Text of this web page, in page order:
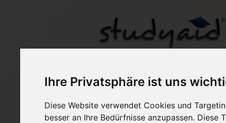
Ihre Privatsphäre ist uns
Diese Website verwendet Cookies und
besser an Ihre Bedürfnisse anzupassen. Diese
Auf StudyAid.de